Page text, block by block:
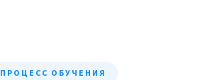
ПРОЦЕСС ОБУЧЕНИЯ